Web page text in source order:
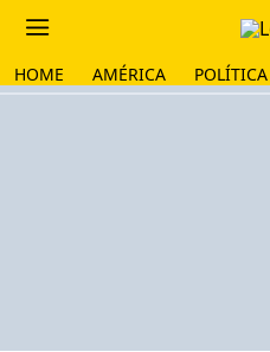
HOME AMÉRICA POLÍTICA